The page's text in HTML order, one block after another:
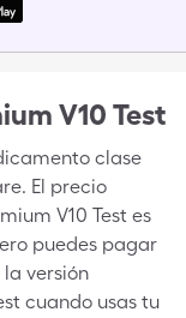
V10 Test
clase
El precio
V10 Test es
puedes pagar
versión
cuando usas tu